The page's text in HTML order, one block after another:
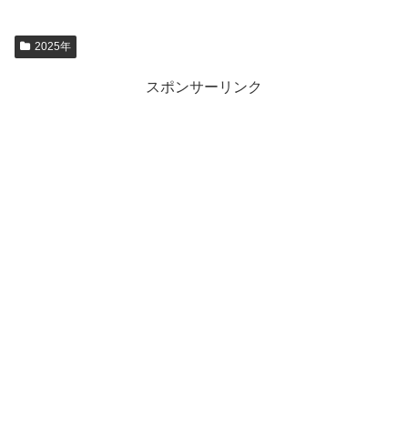
2025年
スポンサーリンク